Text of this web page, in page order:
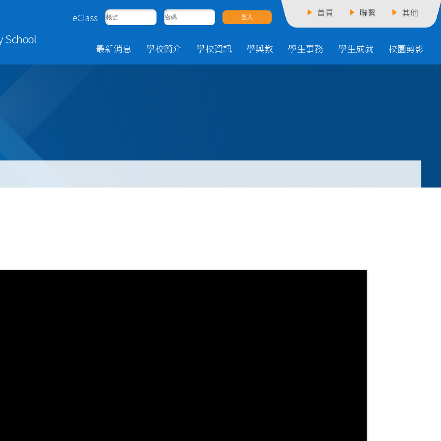
School
首頁 聯繫 其他
eClass
最新消息 學校簡介 學校資訊 學與教 學生事務 學生成就 校園剪影